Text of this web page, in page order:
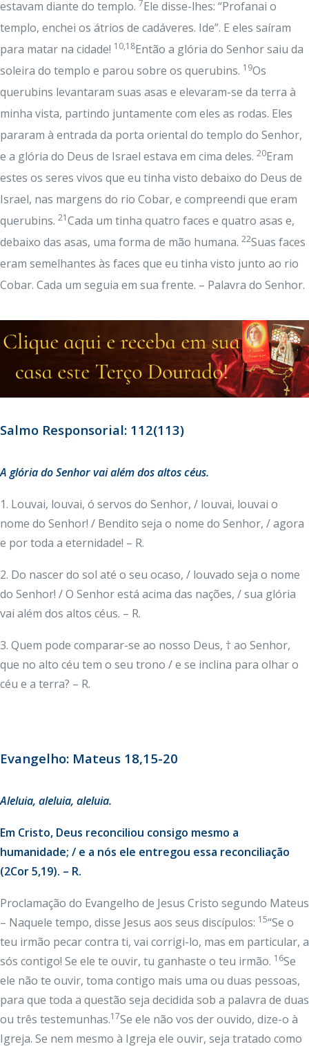
estavam diante do templo. 7Ele disse-lhes: “Profanai o
templo, enchei os átrios de cadáveres. Ide”. E eles saíram
para matar na cidade! 10,18Então a glória do Senhor saiu da
soleira do templo e parou sobre os querubins. 19Os
querubins levantaram suas asas e elevaram-se da terra à
minha vista, partindo juntamente com eles as rodas. Eles
pararam à entrada da porta oriental do templo do Senhor,
e a glória do Deus de Israel estava em cima deles. 20Eram
estes os seres vivos que eu tinha visto debaixo do Deus de
Israel, nas margens do rio Cobar, e compreendi que eram
querubins. 21Cada um tinha quatro faces e quatro asas e,
debaixo das asas, uma forma de mão humana. 22Suas faces
eram semelhantes às faces que eu tinha visto junto ao rio
Cobar. Cada um seguia em sua frente. – Palavra do Senhor.
Salmo Responsorial: 112(113)
A glória do Senhor vai além dos altos céus.
1. Louvai, louvai, ó servos do Senhor, / louvai, louvai o
nome do Senhor! / Bendito seja o nome do Senhor, / agora
e por toda a eternidade! – R.
2. Do nascer do sol até o seu ocaso, / louvado seja o nome
do Senhor! / O Senhor está acima das nações, / sua glória
vai além dos altos céus. – R.
3. Quem pode comparar-se ao nosso Deus, † ao Senhor,
que no alto céu tem o seu trono / e se inclina para olhar o
céu e a terra? – R.
Evangelho: Mateus 18,15-20
Aleluia, aleluia, aleluia.
Em Cristo, Deus reconciliou consigo mesmo a
humanidade; / e a nós ele entregou essa reconciliação
(2Cor 5,19). – R.
Proclamação do Evangelho de Jesus Cristo segundo Mateus
– Naquele tempo, disse Jesus aos seus discípulos: 15“Se o
teu irmão pecar contra ti, vai corrigi-lo, mas em particular, a
sós contigo! Se ele te ouvir, tu ganhaste o teu irmão. 16Se
ele não te ouvir, toma contigo mais uma ou duas pessoas,
para que toda a questão seja decidida sob a palavra de duas
ou três testemunhas.17Se ele não vos der ouvido, dize-o à
Igreja. Se nem mesmo à Igreja ele ouvir, seja tratado como